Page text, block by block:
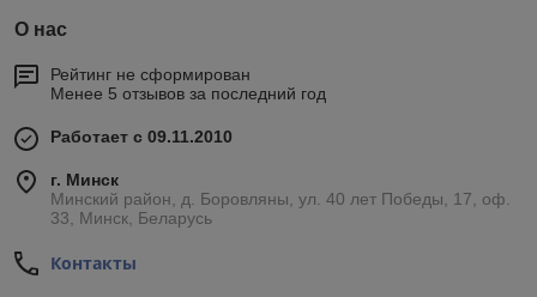
О нас
Рейтинг не сформирован
Менее 5 отзывов за последний год
Работает с 09.11.2010
г. Минск
Минский район, д. Боровляны, ул. 40 лет Победы, 17, оф.
33, Минск, Беларусь
Контакты